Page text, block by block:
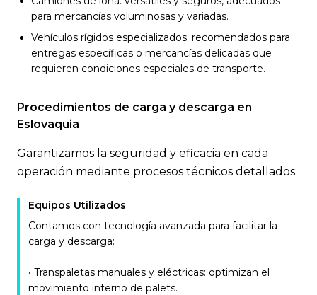
para mercancías voluminosas y variadas.
Vehículos rígidos especializados: recomendados para
entregas específicas o mercancías delicadas que
requieren condiciones especiales de transporte.
Procedimientos de carga y descarga en
Eslovaquia
Garantizamos la seguridad y eficacia en cada
operación mediante procesos técnicos detallados:
Equipos Utilizados
Contamos con tecnología avanzada para facilitar la
carga y descarga:
• Transpaletas manuales y eléctricas: optimizan el
movimiento interno de palets.